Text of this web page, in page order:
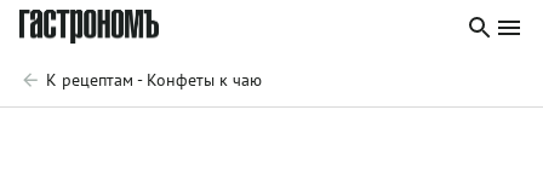
К рецептам - Конфеты к чаю